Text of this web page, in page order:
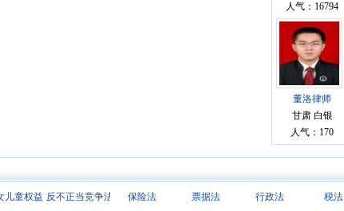
人气：16794
董洛律师
甘肃 白银
人气：170
儿童权益 反不正当竞争法 保险法 票据法 行政法 税法